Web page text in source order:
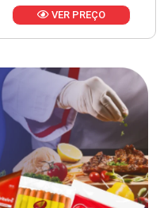
VER PREÇO